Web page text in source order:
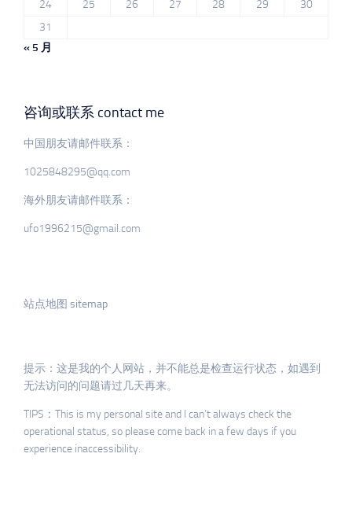
24
25 26 27 28 29
30
31
« 5 月
咨询或联系 contact me
中国朋友请邮件联系：
1025848295@qq.com
海外朋友请邮件联系：
ufo1996215@gmail.com
站点地图 sitemap
提示：这是我的个人网站，并不能总是检查运行状态，如遇到
无法访问的问题请过几天再来。
TIPS：This is my personal site and I can’t always check the
operational status, so please come back in a few days if you
experience inaccessibility.